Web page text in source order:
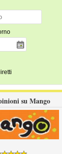
su Mango